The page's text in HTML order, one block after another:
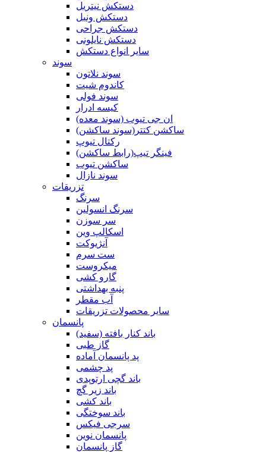
دستکش نیتریل
دستکش ونیل
دستکش جراحی
دستکش نایلونی
سایر انواع دستکش
سوند
سوند نلاتون
کاندوم شیت
سوند فولی
کیسه ادرار
ان جی تیوب (سوند معده)
ساکشن کتتر(سوند ساکشن)
رکتال تیوپ
فینگر تیپ(رابط ساکشن)
ساکشن تیوب
سوند نازال
تزریقات
سرنگ
سرنگ انسولین
سر سوزن
اسکالپ وین
آنژیوکت
ست سرم
میکروست
گارو کشی
پنبه بهداشتی
آب مقطر
سایر محصولات تزریقات
پانسمان
باند کنار بافته (سفید)
گاز طبی
پد پانسمان آماده
پد چشمی
باند گچی ارتوپدی
باند زیر گچ
باند کشی
باند سوختگی
سرجی فیکس
پانسمان نوین
گاز پانسمان